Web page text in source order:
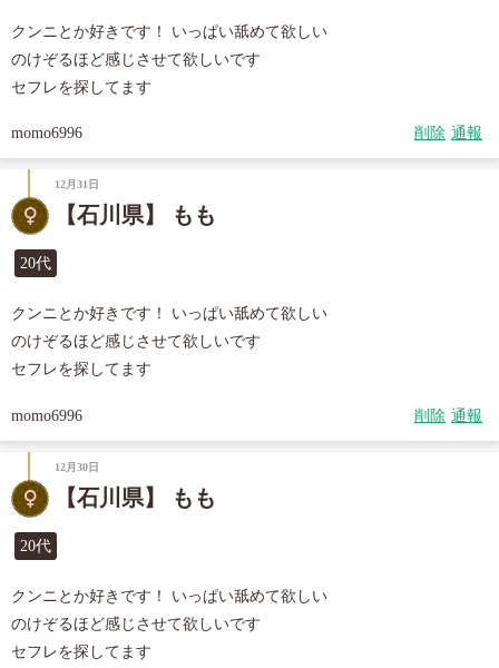
クンニとか好きです！ いっぱい舐めて欲しい
のけぞるほど感じさせて欲しいです
セフレを探してます
momo6996 削除 通報
12月31日
【石川県】 もも
20代
クンニとか好きです！ いっぱい舐めて欲しい
のけぞるほど感じさせて欲しいです
セフレを探してます
momo6996 削除 通報
12月30日
【石川県】 もも
20代
クンニとか好きです！ いっぱい舐めて欲しい
のけぞるほど感じさせて欲しいです
セフレを探してます